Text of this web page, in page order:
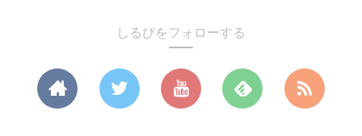
しるびをフォローする